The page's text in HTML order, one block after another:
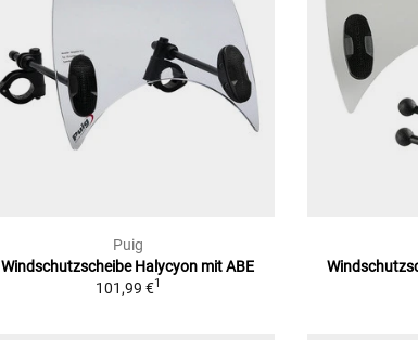
Puig
Windschutzscheibe Halycyon mit ABE
101,99 €1